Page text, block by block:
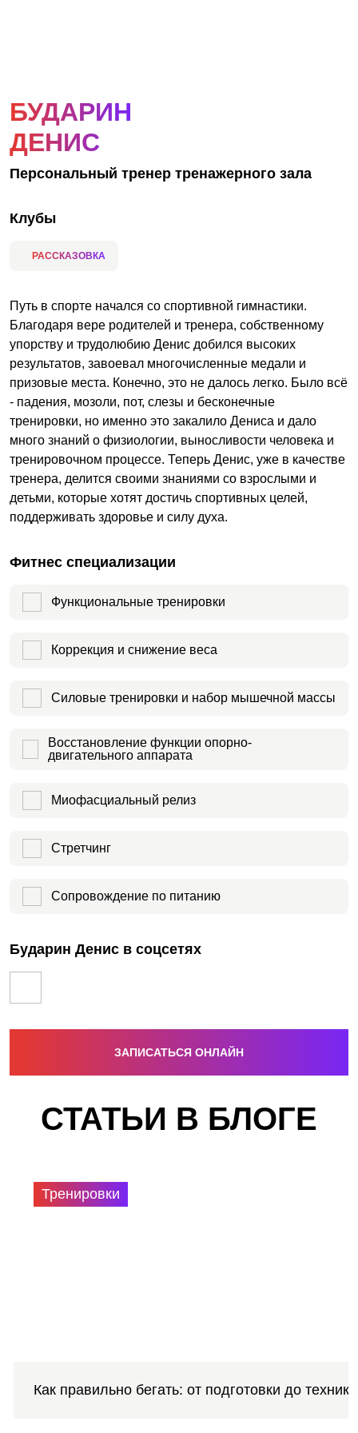
БУДАРИН
ДЕНИС
Персональный тренер тренажерного зала
Клубы
РАССКАЗОВКА
Путь в спорте начался со спортивной гимнастики.
Благодаря вере родителей и тренера, собственному
упорству и трудолюбию Денис добился высоких
результатов, завоевал многочисленные медали и
призовые места. Конечно, это не далось легко. Было всё
- падения, мозоли, пот, слезы и бесконечные
тренировки, но именно это закалило Дениса и дало
много знаний о физиологии, выносливости человека и
тренировочном процессе. Теперь Денис, уже в качестве
тренера, делится своими знаниями со взрослыми и
детьми, которые хотят достичь спортивных целей,
поддерживать здоровье и силу духа.
Фитнес специализации
Функциональные тренировки
Коррекция и снижение веса
Силовые тренировки и набор мышечной массы
Восстановление функции опорно-
двигательного аппарата
Миофасциальный релиз
Стретчинг
Сопровождение по питанию
Бударин Денис в соцсетях
ЗАПИСАТЬСЯ ОНЛАЙН
СТАТЬИ В БЛОГЕ
Тренировки
Как правильно бегать: от подготовки до техники